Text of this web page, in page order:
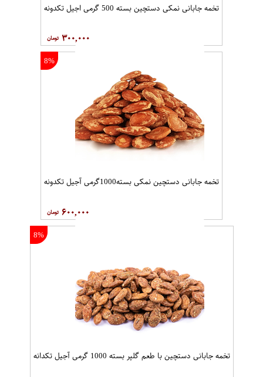
تخمه جابانی نمکی دستچین بسته 500 گرمی اجیل تکدونه
۳۰۰,۰۰۰
8%
تخمه جابانی دستچین نمکی بسته1000گرمی آجیل تکدونه
۶۰۰,۰۰۰
8%
تخمه جابانی دستچین با طعم گلپر بسته 1000 گرمی آجیل تکدانه